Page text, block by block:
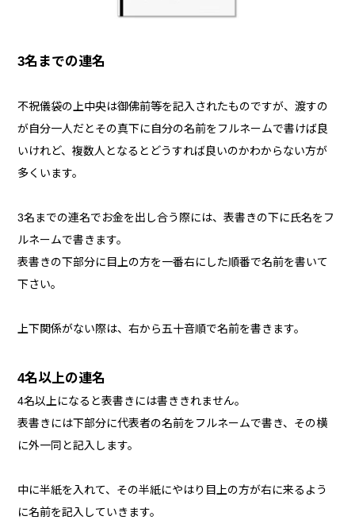
3名までの連名
不祝儀袋の上中央は御佛前等を記入されたものですが、渡すの
が自分一人だとその真下に自分の名前をフルネームで書けば良
いけれど、複数人となるとどうすれば良いのかわからない方が
多くいます。
3名までの連名でお金を出し合う際には、表書きの下に氏名をフ
ルネームで書きます。
表書きの下部分に目上の方を一番右にした順番で名前を書いて
下さい。
上下関係がない際は、右から五十音順で名前を書きます。
4名以上の連名
4名以上になると表書きには書ききれません。
表書きには下部分に代表者の名前をフルネームで書き、その横
に外一同と記入します。
中に半紙を入れて、その半紙にやはり目上の方が右に来るよう
に名前を記入していきます。